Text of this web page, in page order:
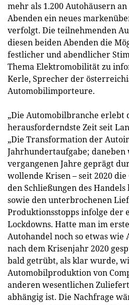
mehr als 1.200 Autohäusern
Abenden ein neues
verfolgt. Die teilnehmenden
diesen beiden Abenden die
festlicher und abendlicher
Thema Elektromobilität zu
Kerle, Sprecher der
Automobilimporteure.
„Die Automobilbranche erlebt
herausforderndste Zeit seit
„Die Transformation der
Jahrhundertaufgabe; daneben
vergangenen Jahre geprägt
wollende Krisen – seit 2020
den Schließungen des
sowie den unterbrochenen
Produktionsstopps infolge der
Lockdowns. Hatte man im
Autohandel noch so etwas
nach dem Krisenjahr 2020
bald getrübt, als klar wurde,
Automobilproduktion von
anderen wesentlichen
abhängig ist. Die Nachfrage